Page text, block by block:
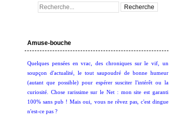
Amuse-bouche
Quelques pensées en vrac, des chroniques sur le vif, un
soupçon d'actualité, le tout saupoudré de bonne humeur
(autant que possible) pour espérer susciter l'intérêt ou la
curiosité. Chose rarissime sur le Net : mon site est garanti
100% sans pub ! Mais oui, vous ne rêvez pas, c'est dingue
n'est-ce pas ?